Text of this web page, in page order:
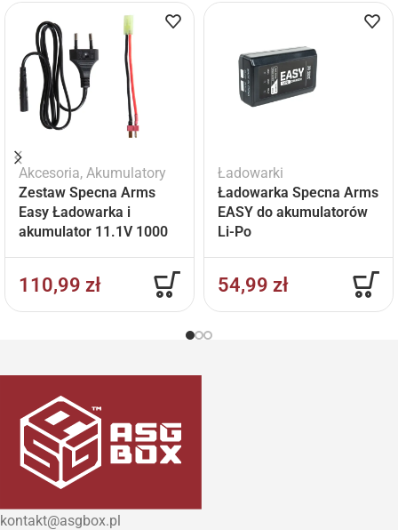
Akcesoria, Akumulatory
Zestaw Specna Arms
Easy Ładowarka i
akumulator 11.1V 1000
110,99 zł
Ładowarki
Ładowarka Specna Arms
EASY do akumulatorów
Li-Po
54,99 zł
kontakt@asgbox.pl